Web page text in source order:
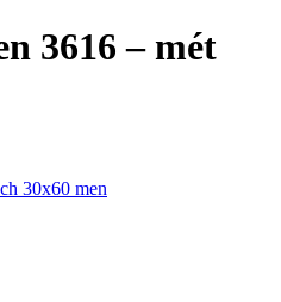
3616 – mét
30x60 men